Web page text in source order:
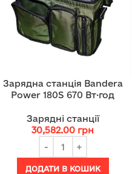
Зарядна станція Bandera
Power 180S 670 Вт·год
Зарядні станції
30,582.00 грн
ДОДАТИ В КОШИК